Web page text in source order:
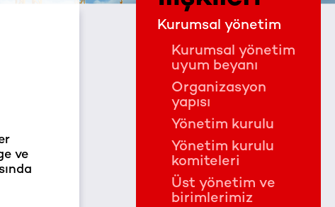
ve
Kurumsal yönetim
Kurumsal yönetim
uyum beyanı
Organizasyon
yapısı
Yönetim kurulu
Yönetim kurulu
komiteleri
Üst yönetim ve
birimlerimiz